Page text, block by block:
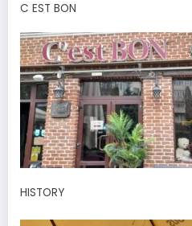
C EST BON
HISTORY